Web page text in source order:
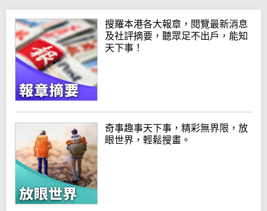
搜羅本港各大報章，閱覽最新消息
及社評摘要，聽眾足不出戶，能知
天下事！
奇事趣事天下事，精彩無界限，放
眼世界，輕鬆搜畫。